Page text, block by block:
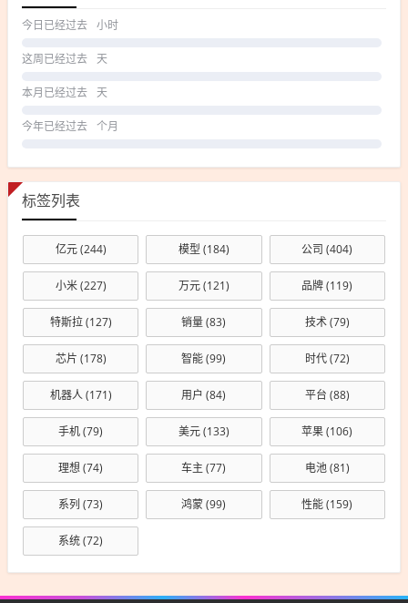
今日已经过去 小时
这周已经过去 天
本月已经过去 天
今年已经过去 个月
标签列表
亿元(244) 模型 (184) 公司 (404)
小米(227) 万元(121) 品牌(119)
特斯拉(127) 销量(83) 技术(79)
芯片 (178) 智能(99) 时代(72)
机器人(171) 用户 (84) 平台 (88)
手机(79) 美元(133) 苹果(106)
理想(74) 车主 (77) 电池(81)
系列 (73) 鸿蒙(99) 性能(159)
系统(72)